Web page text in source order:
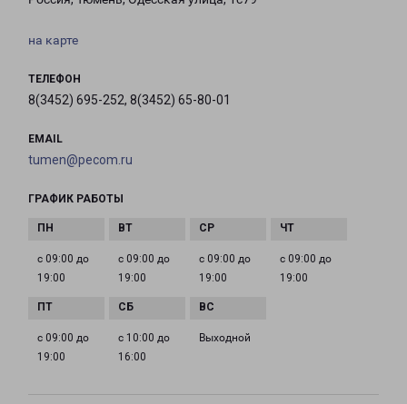
на карте
ТЕЛЕФОН
8(3452) 695-252, 8(3452) 65-80-01
EMAIL
tumen@pecom.ru
ГРАФИК РАБОТЫ
с 09:00 до
19:00
с 09:00 до
19:00
с 09:00 до
19:00
с 09:00 до
19:00
с 09:00 до
19:00
с 10:00 до
16:00
Выходной